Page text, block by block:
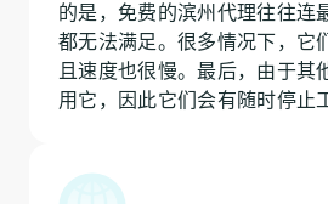
的是，免费的滨州代理往往连
都无法满足。很多情况下，它
且速度也很慢。最后，由于其
用它，因此它们会有随时停止